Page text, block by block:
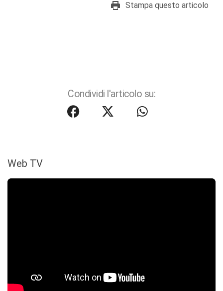
Stampa questo articolo
Condividi l'articolo su:
Web TV